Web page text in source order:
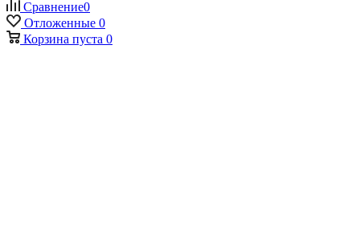
Сравнение0
Отложенные 0
Корзина пуста 0